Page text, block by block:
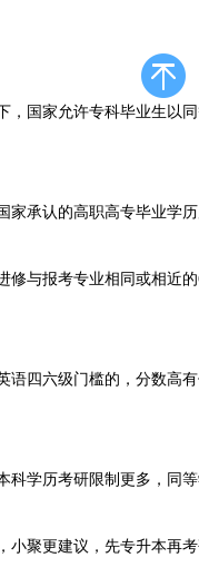
国家允许专科毕业生以同
承认的高职高专毕业学历
与报考专业相同或相近的
四六级门槛的，分数高有
学历考研限制更多，同等
聚更建议，先专升本再考